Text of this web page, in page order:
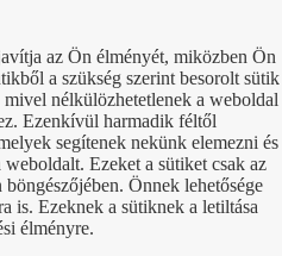
az Ön élményét, miközben Ön
a szükség szerint besorolt sütik
nélkülözhetetlenek a weboldal
Ezenkívül harmadik féltől
segítenek nekünk elemezni és
Ezeket a sütiket csak az
Önnek lehetősége
is. Ezeknek a sütiknek a letiltása
élményre.